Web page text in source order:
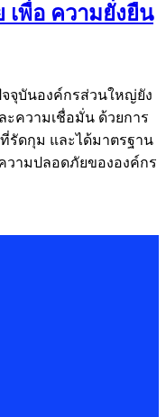
เพื่อ ความยั่งยืน
จุบันองค์กรส่วนใหญ่ยัง
ะความเชื่อมั่น ด้วยการ
รัดกุม และได้มาตรฐาน
วามปลอดภัยขององค์กร